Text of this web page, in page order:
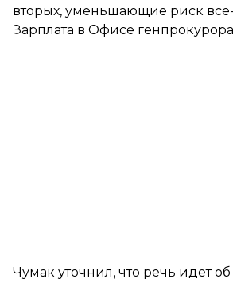
вторых, уменьшающие риск
Зарплата в Офисе
Чумак уточнил, что речь идет